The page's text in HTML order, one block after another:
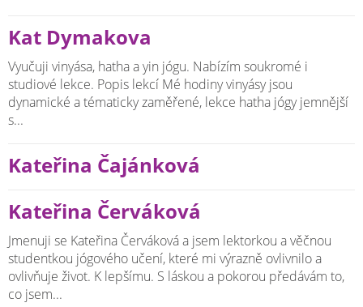
Kat Dymakova
Vyučuji vinyása, hatha a yin jógu. Nabízím soukromé i
studiové lekce. Popis lekcí Mé hodiny vinyásy jsou
dynamické a tématicky zaměřené, lekce hatha jógy jemnější
s...
Kateřina Čajánková
Kateřina Červáková
Jmenuji se Kateřina Červáková a jsem lektorkou a věčnou
studentkou jógového učení, které mi výrazně ovlivnilo a
ovlivňuje život. K lepšímu. S láskou a pokorou předávám to,
co jsem...